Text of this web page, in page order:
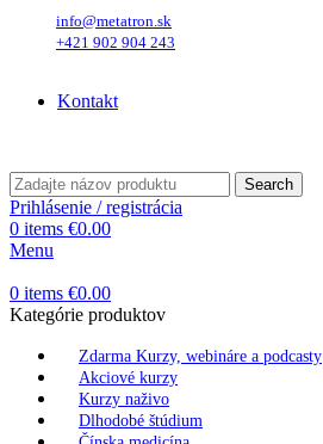
info@metatron.sk
+421 902 904 243
Kontakt
Search
Prihlásenie / registrácia
0 items €0.00
Menu
0 items €0.00
Kategórie produktov
Zdarma Kurzy, webináre a podcasty
Akciové kurzy
Kurzy naživo
Dlhodobé štúdium